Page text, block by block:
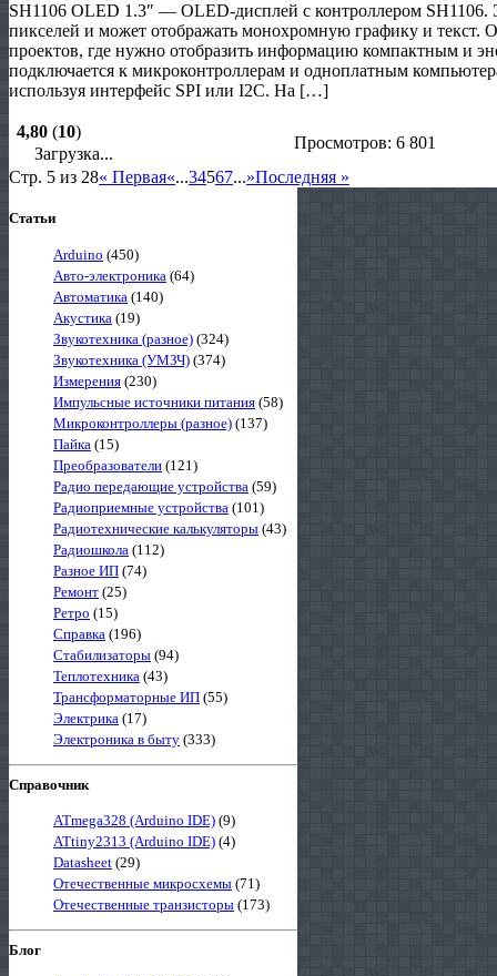
SH1106 OLED 1.3″ — OLED-дисплей с контроллером SH1106.
пикселей и может отображать монохромную графику и текст.
проектов, где нужно отобразить информацию компактным и
подключается к микроконтроллерам и одноплатным
используя интерфейс SPI или I2C. На […]
4,80 (10)
Загрузка...
Просмотров: 6 801
Стр. 5 из 28« Первая«...34567...»Последняя »
Статьи
Arduino (450)
Авто-электроника (64)
Автоматика (140)
Акустика (19)
Звукотехника (разное) (324)
Звукотехника (УМЗЧ) (374)
Измерения (230)
Импульсные источники питания (58)
Микроконтроллеры (разное) (137)
Пайка (15)
Преобразователи (121)
Радио передающие устройства (59)
Радиоприемные устройства (101)
Радиотехнические калькуляторы (43)
Радиошкола (112)
Разное ИП (74)
Ремонт (25)
Ретро (15)
Справка (196)
Стабилизаторы (94)
Теплотехника (43)
Трансформаторные ИП (55)
Электрика (17)
Электроника в быту (333)
Справочник
ATmega328 (Arduino IDE) (9)
ATtiny2313 (Arduino IDE) (4)
Datasheet (29)
Отечественные микросхемы (71)
Отечественные транзисторы (173)
Блог